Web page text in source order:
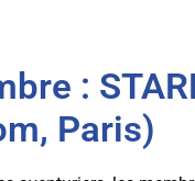
:
Paris)